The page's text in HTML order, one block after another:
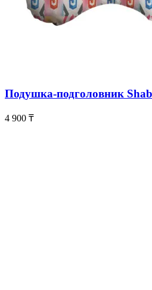
Подушка-подголовник
4 900 ₸